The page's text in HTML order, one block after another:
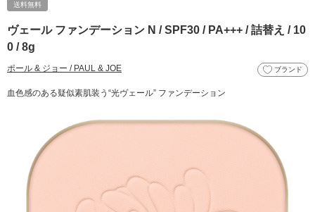
送料無料
ヴェール ファンデーション N / SPF30 / PA+++ / 詰替え / 10
0 / 8g
ポール & ジョー / PAUL & JOE ブランド
血色感のある疑似素肌装う“光ヴェール” ファンデーション